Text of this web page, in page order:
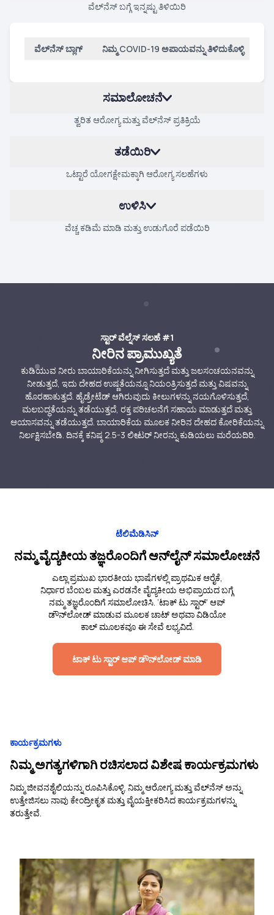
ವೆಲ್‌ನೆಸ್‌ ಬಗ್ಗೆ ಇನ್ನಷ್ಟು ತಿಳಿಯಿರಿ
ವೆಲ್‌ನೆಸ್‌ ಬ್ಲಾಗ್ ನಿಮ್ಮ COVID-19 ಅಪಾಯವನ್ನು ತಿಳಿದುಕೊಳ್ಳಿ
ಸಮಾಲೋಚನೆ
ತ್ವರಿತ ಆರೋಗ್ಯ ಮತ್ತು ವೆಲ್‌ನೆಸ್‌ ಪ್ರತಿಕ್ರಿಯೆ
ತಡೆಯಿರಿ
ಒಟ್ಟಾರೆ ಯೋಗಕ್ಷೇಮಕ್ಕಾಗಿ ಆರೋಗ್ಯ ಸಲಹೆಗಳು
ಉಳಿಸಿ
ವೆಚ್ಚ ಕಡಿಮೆ ಮಾಡಿ ಮತ್ತು ಉಡುಗೊರೆ ಪಡೆಯಿರಿ
ಸ್ಟಾರ್ ವೆಲ್ನೆಸ್ ಸಲಹೆ #1
ನೀರಿನ ಪ್ರಾಮುಖ್ಯತೆ
ಕುಡಿಯುವ ನೀರು ಬಾಯಾರಿಕೆಯನ್ನು ನೀಗಿಸುತ್ತದೆ ಮತ್ತು ಜಲಸಂಚಯನವನ್ನು
ನೀಡುತ್ತದೆ, ಇದು ದೇಹದ ಉಷ್ಣತೆಯನ್ನೂ ನಿಯಂತ್ರಿಸುತ್ತದೆ ಮತ್ತು ವಿಷವನ್ನು
ಹೊರಹಾಕುತ್ತದೆ. ಹೈಡ್ರೇಟೆಡ್ ಆಗಿರುವುದು ಕೀಲುಗಳನ್ನು ನಯಗೊಳಿಸುತ್ತದೆ,
ಮಲಬದ್ಧತೆಯನ್ನು ತಡೆಯುತ್ತದೆ, ರಕ್ತ ಪರಿಚಲನೆಗೆ ಸಹಾಯ ಮಾಡುತ್ತದೆ ಮತ್ತು
ಆಯಾಸವನ್ನು ತಡೆಯುತ್ತದೆ. ಬಾಯಾರಿಕೆಯ ಮೂಲಕ ನೀರಿನ ದೇಹದ ಕೋರಿಕೆಯನ್ನು
ನಿರ್ಲಕ್ಷಿಸಬೇಡಿ. ದಿನಕ್ಕೆ ಕನಿಷ್ಠ 2.5-3 ಲೀಟರ್ ನೀರನ್ನು ಕುಡಿಯಲು ಮರೆಯದಿರಿ.
ಟೆಲಿಮೆಡಿಸಿನ್
ನಮ್ಮ ವೈದ್ಯಕೀಯ ತಜ್ಞರೊಂದಿಗೆ ಆನ್‌ಲೈನ್ ಸಮಾಲೋಚನೆ
ಎಲ್ಲಾ ಪ್ರಮುಖ ಭಾರತೀಯ ಭಾಷೆಗಳಲ್ಲಿ ಪ್ರಾಥಮಿಕ ಆರೈಕೆ,
ನಿರ್ಧಾರ ಬೆಂಬಲ ಮತ್ತು ಎರಡನೇ ವೈದ್ಯಕೀಯ ಅಭಿಪ್ರಾಯದ ಬಗ್ಗೆ
ನಮ್ಮ ತಜ್ಞರೊಂದಿಗೆ ಸಮಾಲೋಚಿಸಿ. ‘ಟಾಕ್ ಟು ಸ್ಟಾರ್’ ಆಪ್
ಡೌನ್‌ಲೋಡ್ ಮಾಡುವ ಮೂಲಕ ಚಾಟ್ ಅಥವಾ ವಿಡಿಯೋ
ಕಾಲ್ ಮೂಲಕವೂ ಈ ಸೇವೆ ಲಭ್ಯವಿದೆ.
ಟಾಕ್ ಟು ಸ್ಟಾರ್ ಆಪ್ ಡೌನ್‌ಲೋಡ್ ಮಾಡಿ
ಕಾರ್ಯಕ್ರಮಗಳು
ನಿಮ್ಮ ಅಗತ್ಯಗಳಿಗಾಗಿ ರಚಿಸಲಾದ ವಿಶೇಷ ಕಾರ್ಯಕ್ರಮಗಳು
ನಿಮ್ಮ ಜೀವನಶೈಲಿಯನ್ನು ರೂಪಿಸಿಕೊಳ್ಳಿ. ನಿಮ್ಮ ಆರೋಗ್ಯ ಮತ್ತು ವೆಲ್‌ನೆಸ್‌ ಅನ್ನು
ಉತ್ತೇಜಿಸಲು ನಾವು ಕೇಂದ್ರೀಕೃತ ಮತ್ತು ವೈಯಕ್ತೀಕರಿಸಿದ ಕಾರ್ಯಕ್ರಮಗಳನ್ನು
ತರುತ್ತೇವೆ.